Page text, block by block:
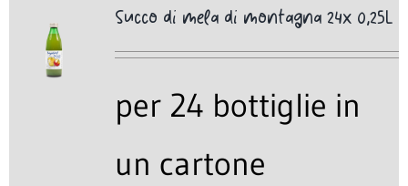
Succo di mela di montagna 24x 0,25L
per 24 bottiglie in
un cartone